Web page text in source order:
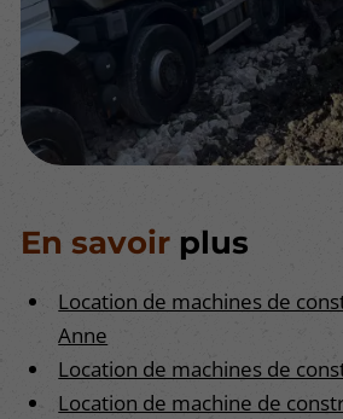
En savoir plus
Location de machines de
Anne
Location de machines de
Location de machine de